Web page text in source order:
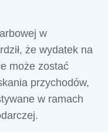
w
że wydatek na
może zostać
przychodów,
w ramach